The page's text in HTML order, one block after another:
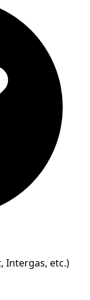
Intergas, etc.)